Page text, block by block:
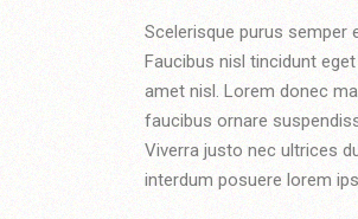
Scelerisque purus semper
Faucibus nisl tincidunt
amet nisl. Lorem donec
faucibus ornare
Viverra justo nec ultrices
interdum posuere lorem